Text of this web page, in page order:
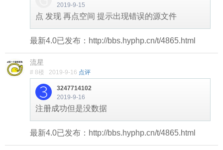
2019-9-15
点 发现 再点空间 提示出现错误的源文件
最新4.0已发布：http://bbs.hyphp.cn/t/4865.html
流星
# 8楼 2019-9-16 点评
3247714102
2019-9-16
注册成功但是没数据
最新4.0已发布：http://bbs.hyphp.cn/t/4865.html